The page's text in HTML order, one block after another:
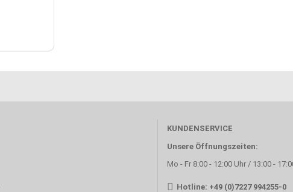
KUNDENSERVICE
Unsere Öffnungszeiten:
Mo - Fr 8:00 - 12:00 Uhr / 13:00 -
Hotline: +49 (0)7227 994255-0